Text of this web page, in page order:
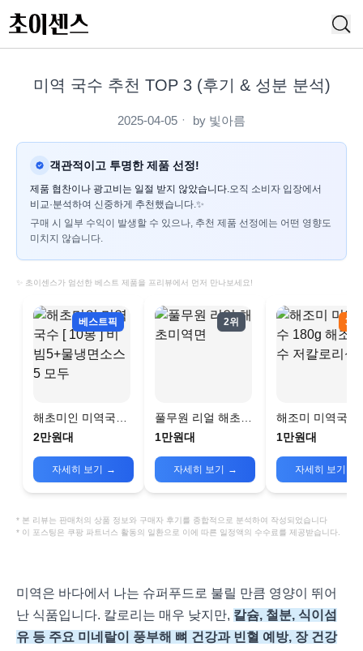
미역 국수 추천 TOP 3 (후기 & 성분 분석)
2025-04-05 ㆍ by 빛아름
객관적이고 투명한 제품 선정!
제품 협찬이나 광고비는 일절 받지 않았습니다.오직 소비자 입장에서
비교·분석하여 신중하게 추천했습니다.✨
구매 시 일부 수익이 발생할 수 있으나, 추천 제품 선정에는 어떤 영향도
미치지 않습니다.
✨ 초이센스가 엄선한 베스트 제품을 프리뷰에서 먼저 만나보세요!
베스트픽
해초미인 미역국수 [
10봉 ] 비빔5+물냉
2만원대
자세히 보기 →
2위
풀무원 리얼 해초미
역면
1만원대
자세히 보기 →
3위
해조미 미역국수
180g 해조국수
1만원대
자세히 보기
* 본 리뷰는 판매처의 상품 정보와 구매자 후기를 종합적으로 분석하여 작성되었습니다
* 이 포스팅은 쿠팡 파트너스 활동의 일환으로 이에 따른 일정액의 수수료를 제공받습니다.
미역은 바다에서 나는 슈퍼푸드로 불릴 만큼 영양이 뛰어
난 식품입니다. 칼로리는 매우 낮지만, 칼슘, 철분, 식이섬
유 등 주요 미네랄이 풍부해 뼈 건강과 빈혈 예방, 장 건강